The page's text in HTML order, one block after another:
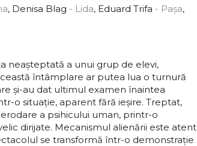
, Denisa Blag - Lida, Eduard Trifa - Pașa,
neașteptată a unui grup de elevi,
întâmplare ar putea lua o turnură
și-au dat ultimul examen înaintea
o situație, aparent fără ieșire. Treptat,
a psihicului uman, printr-o
dirijate. Mecanismul alienării este atent
se transformă într-o demonstrație